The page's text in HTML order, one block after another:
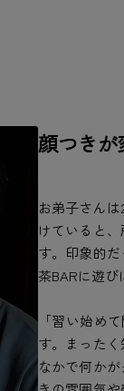
顔つき
お弟子さん
けていると
す。印象的
茶BARに遊び
「習い始め
す。まった
なかで何か